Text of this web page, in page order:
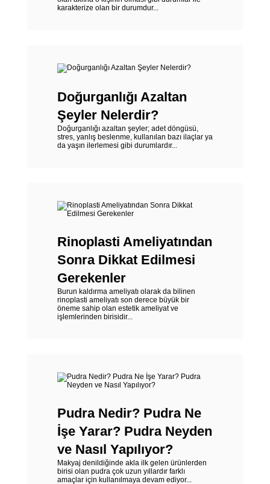
karakterize olan bir durumdur...
Doğurganlığı Azaltan
Şeyler Nelerdir?
Doğurganlığı azaltan şeyler; adet döngüsü,
stres, yanlış beslenme, kullanılan bazı ilaçlar ya
da yaşın ilerlemesi gibi durumlardır...
Rinoplasti Ameliyatından
Sonra Dikkat Edilmesi
Gerekenler
Burun kaldırma ameliyatı olarak da bilinen
rinoplasti ameliyatı son derece büyük bir
öneme sahip olan estetik ameliyat ve
işlemlerinden birisidir...
Pudra Nedir? Pudra Ne
İşe Yarar? Pudra Neyden
ve Nasıl Yapılıyor?
Makyaj denildiğinde akla ilk gelen ürünlerden
birisi olan pudra çok uzun yıllardır farklı
amaçlar için kullanılmaya devam ediyor...